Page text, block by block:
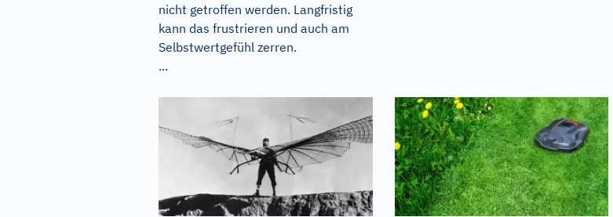
nicht getroffen werden. Langfristig
kann das frustrieren und auch am
Selbstwertgefühl zerren.
...